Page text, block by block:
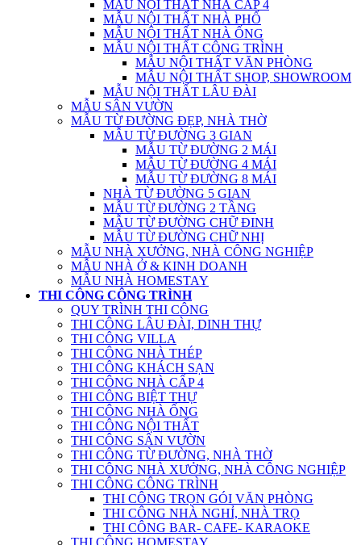
MẪU NỘI THẤT NHÀ CẤP 4
MẪU NỘI THẤT NHÀ PHỐ
MẪU NỘI THẤT NHÀ ỐNG
MẪU NỘI THẤT CÔNG TRÌNH
MẪU NỘI THẤT VĂN PHÒNG
MẪU NỘI THẤT SHOP, SHOWROOM
MẪU NỘI THẤT LÂU ĐÀI
MẪU SÂN VƯỜN
MẪU TỪ ĐƯỜNG ĐẸP, NHÀ THỜ
MẪU TỪ ĐƯỜNG 3 GIAN
MẪU TỪ ĐƯỜNG 2 MÁI
MẪU TỪ ĐƯỜNG 4 MÁI
MẪU TỪ ĐƯỜNG 8 MÁI
NHÀ TỪ ĐƯỜNG 5 GIAN
MẪU TỪ ĐƯỜNG 2 TẦNG
MẪU TỪ ĐƯỜNG CHỮ ĐINH
MẪU TỪ ĐƯỜNG CHỮ NHỊ
MẪU NHÀ XƯỞNG, NHÀ CÔNG NGHIỆP
MẪU NHÀ Ở & KINH DOANH
MẪU NHÀ HOMESTAY
THI CÔNG CÔNG TRÌNH
QUY TRÌNH THI CÔNG
THI CÔNG LÂU ĐÀI, DINH THỰ
THI CÔNG VILLA
THI CÔNG NHÀ THÉP
THI CÔNG KHÁCH SẠN
THI CÔNG NHÀ CẤP 4
THI CÔNG BIỆT THỰ
THI CÔNG NHÀ ỐNG
THI CÔNG NỘI THẤT
THI CÔNG SÂN VƯỜN
THI CÔNG TỪ ĐƯỜNG, NHÀ THỜ
THI CÔNG NHÀ XƯỞNG, NHÀ CÔNG NGHIỆP
THI CÔNG CÔNG TRÌNH
THI CÔNG TRỌN GÓI VĂN PHÒNG
THI CÔNG NHÀ NGHỈ, NHÀ TRỌ
THI CÔNG BAR- CAFE- KARAOKE
THI CÔNG HOMESTAY